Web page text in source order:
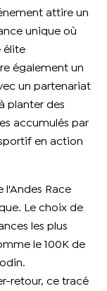
attire un
unique où
élite
également un
un partenariat
planter des
accumulés par
en action
l'Andes Race
Le choix de
les plus
le 100K de
retour, ce tracé